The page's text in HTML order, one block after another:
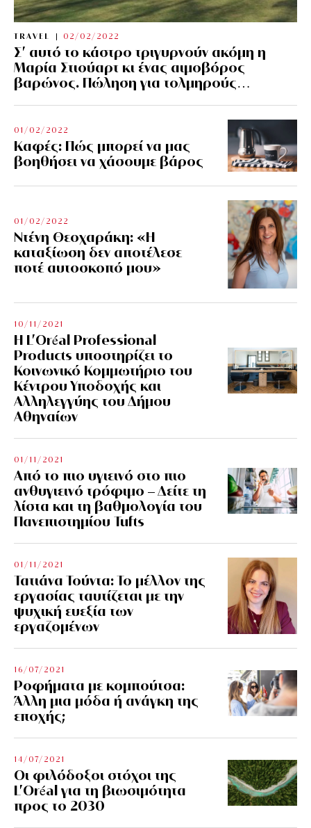
TRAVEL 02/02/2022
Σ’ αυτό το κάστρο τριγυρνούν ακόμη η
Μαρία Στιούαρτ κι ένας αιμοβόρος
βαρώνος. Πώληση για τολμηρούς…
01/02/2022
Kαφές: Πώς μπορεί να μας
βοηθήσει να χάσουμε βάρος
01/02/2022
Ντένη Θεοχαράκη: «Η
καταξίωση δεν αποτέλεσε
ποτέ αυτοσκοπό μου»
10/11/2021
Η L’Οréal Professional
Products υποστηρίζει το
Κοινωνικό Κομμωτήριο του
Κέντρου Υποδοχής και
Αλληλεγγύης του Δήμου
Αθηναίων
01/11/2021
Από το πιο υγιεινό στο πιο
ανθυγιεινό τρόφιμο – Δείτε τη
λίστα και τη βαθμολογία του
Πανεπιστημίου Tufts
01/11/2021
Τατιάνα Τούντα: Το μέλλον της
εργασίας ταυτίζεται με την
ψυχική ευεξία των
εργαζομένων
16/07/2021
Ροφήματα με κομπούτσα:
Άλλη μια μόδα ή ανάγκη της
εποχής;
14/07/2021
Οι φιλόδοξοι στόχοι της
L’Oréal για τη βιωσιμότητα
προς το 2030